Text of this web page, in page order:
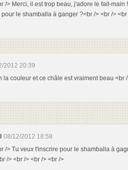
/> Merci, il est trop beau, j'adore le fait-main
pour le shamballa à ganger ?<br /> <br />
2012 20:39
la couleur et ce châle est vraiment beau <br
08/12/2012 18:58
/> Tu veux t'inscrire pour le shamballa à
/> <br /> <br /> <br />